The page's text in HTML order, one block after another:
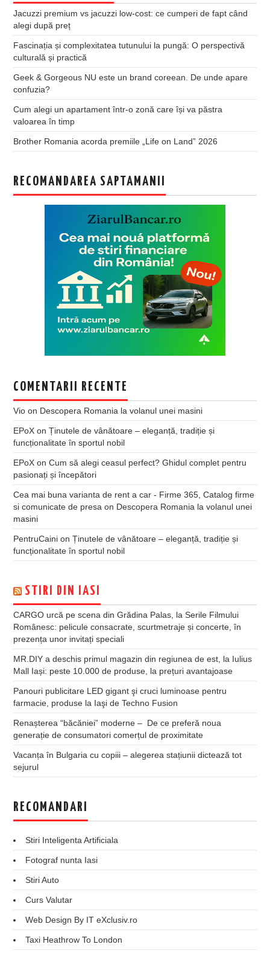
Jacuzzi premium vs jacuzzi low-cost: ce cumperi de fapt când
alegi după preț
Fascinația și complexitatea tutunului la pungă: O perspectivă
culturală și practică
Geek & Gorgeous NU este un brand coreean. De unde apare
confuzia?
Cum alegi un apartament într-o zonă care își va păstra
valoarea în timp
Brother Romania acorda premiile „Life on Land” 2026
RECOMANDAREA SAPTAMANII
COMENTARII RECENTE
Vio on Descopera Romania la volanul unei masini
EPoX onȚinutele de vânătoare – eleganță, tradiție și
funcționalitate în sportul nobil
EPoX onCum să alegi ceasul perfect? Ghidul complet pentru
pasionați și începători
Cea mai buna varianta de rent a car - Firme 365, Catalog firme
si comunicate de presa on Descopera Romania la volanul unei
masini
PentruCaini onȚinutele de vânătoare – eleganță, tradiție și
funcționalitate în sportul nobil
STIRI DIN IASI
CARGO urcă pe scena din Grădina Palas, la Serile Filmului
Românesc: pelicule consacrate, scurtmetraje și concerte, în
prezența unor invitați speciali
MR.DIY a deschis primul magazin din regiunea de est, la Iulius
Mall Iași: peste 10.000 de produse, la prețuri avantajoase
Panouri publicitare LED gigant şi cruci luminoase pentru
farmacie, produse la Iaşi de Techno Fusion
Renașterea “băcăniei” moderne – De ce preferă noua
generație de consumatori comerțul de proximitate
Vacanța în Bulgaria cu copiii – alegerea stațiunii dictează tot
sejurul
RECOMANDARI
Stiri Inteligenta Artificiala
Fotograf nunta Iasi
Stiri Auto
Curs Valutar
Web Design By IT eXclusiv.ro
Taxi Heathrow To London